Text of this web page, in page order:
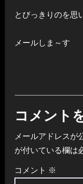
とびっきりのを思
メールしま～す
コメント
メールアドレスが
が付いている欄は
コメント ※